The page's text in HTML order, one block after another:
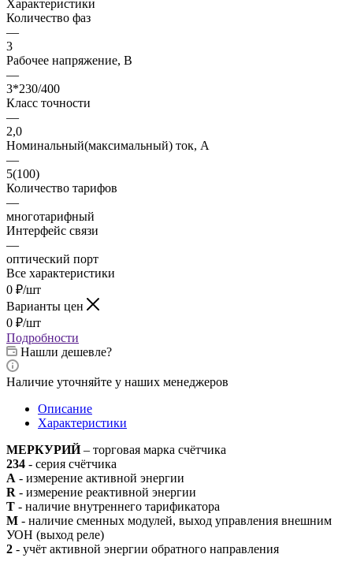
Характеристики
Количество фаз
—
3
Рабочее напряжение, В
—
3*230/400
Класс точности
—
2,0
Номинальный(максимальный) ток, А
—
5(100)
Количество тарифов
—
многотарифный
Интерфейс связи
—
оптический порт
Все характеристики
0 ₽/шт
Варианты цен
0 ₽/шт
Подробности
Нашли дешевле?
Наличие уточняйте у наших менеджеров
Описание
Характеристики
МЕРКУРИЙ– торговая марка счётчика
234 - серия счётчика
A - измерение активной энергии
R - измерение реактивной энергии
T - наличие внутреннего тарификатора
М - наличие сменных модулей, выход управления внешним
УОН (выход реле)
2 - учёт активной энергии обратного направления